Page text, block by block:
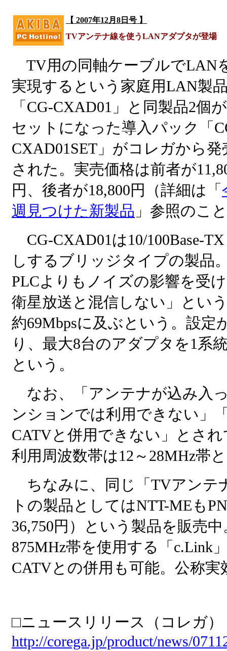
【 2007年12月8日号 】
TVアンテナ線を使うLANアダプタが登場
TV用の同軸ケーブルでLAN
実現するという家庭用LAN製
「CG-CXAD01」と同製品2個が
セットになった導入パック「
CXAD01SET」がコレガから発
された。実売価格は前者が
円、後者が18,800円（詳細は「
週見つけた新製品 」参照のこ
CG-CXAD01は10/100Base-
しするブリッジタイプの製品
PLCよりもノイズの影響を受
衛星放送と混信しない」とい
約69Mbpsに及ぶという。設
り、最大8台のアダプタを1系
という。
なお、「アンテナが込み入
ンションでは利用できない」
CATVと併用できない」とさ
利用周波数帯は12～28MHz帯
ちなみに、同じ「TVアンテ
トの製品としてはNTT-MEも
36,750円）という製品を販売
875MHz帯を使用する「c.Link
CATVとの併用も可能。公称実
□ニュースリリース（コレガ）
http://corega.jp/product/news/